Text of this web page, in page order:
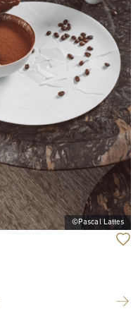
©Pascal Lattes